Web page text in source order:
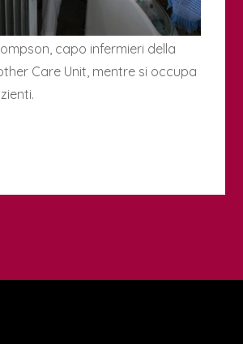
capo infermieri della
Care Unit, mentre si occupa